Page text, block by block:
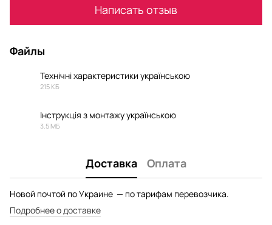
Написать отзыв
Файлы
Технічні характеристики українською
215 КБ
Інструкція з монтажу українською
3.5 МБ
Доставка Оплата
Новой почтой по Украине — по тарифам перевозчика.
Подробнее о доставке